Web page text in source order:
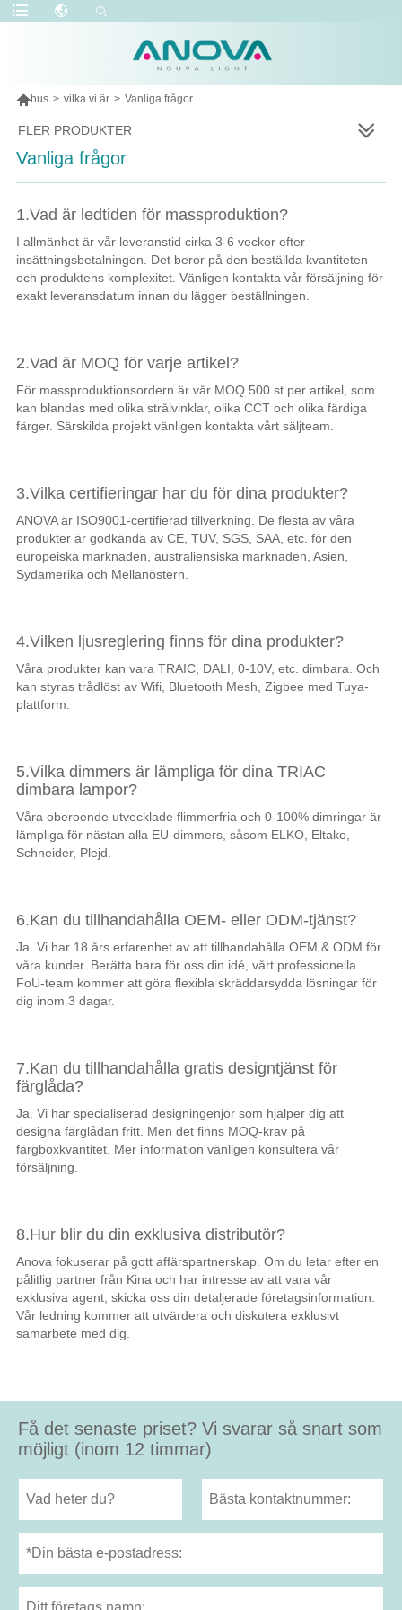
hus > vilka vi är > Vanliga frågor
FLER PRODUKTER
Vanliga frågor
1.Vad är ledtiden för massproduktion?
I allmänhet är vår leveranstid cirka 3-6 veckor efter
insättningsbetalningen. Det beror på den beställda kvantiteten
och produktens komplexitet. Vänligen kontakta vår försäljning för
exakt leveransdatum innan du lägger beställningen.
2.Vad är MOQ för varje artikel?
För massproduktionsordern är vår MOQ 500 st per artikel, som
kan blandas med olika strålvinklar, olika CCT och olika färdiga
färger. Särskilda projekt vänligen kontakta vårt säljteam.
3.Vilka certifieringar har du för dina produkter?
ANOVA är ISO9001-certifierad tillverkning. De flesta av våra
produkter är godkända av CE, TUV, SGS, SAA, etc. för den
europeiska marknaden, australiensiska marknaden, Asien,
Sydamerika och Mellanöstern.
4.Vilken ljusreglering finns för dina produkter?
Våra produkter kan vara TRAIC, DALI, 0-10V, etc. dimbara. Och
kan styras trådlöst av Wifi, Bluetooth Mesh, Zigbee med Tuya-
plattform.
5.Vilka dimmers är lämpliga för dina TRIAC
dimbara lampor?
Våra oberoende utvecklade flimmerfria och 0-100% dimringar är
lämpliga för nästan alla EU-dimmers, såsom ELKO, Eltako,
Schneider, Plejd.
6.Kan du tillhandahålla OEM- eller ODM-tjänst?
Ja. Vi har 18 års erfarenhet av att tillhandahålla OEM & ODM för
våra kunder. Berätta bara för oss din idé, vårt professionella
FoU-team kommer att göra flexibla skräddarsydda lösningar för
dig inom 3 dagar.
7.Kan du tillhandahålla gratis designtjänst för
färglåda?
Ja. Vi har specialiserad designingenjör som hjälper dig att
designa färglådan fritt. Men det finns MOQ-krav på
färgboxkvantitet. Mer information vänligen konsultera vår
försäljning.
8.Hur blir du din exklusiva distributör?
Anova fokuserar på gott affärspartnerskap. Om du letar efter en
pålitlig partner från Kina och har intresse av att vara vår
exklusiva agent, skicka oss din detaljerade företagsinformation.
Vår ledning kommer att utvärdera och diskutera exklusivt
samarbete med dig.
Få det senaste priset? Vi svarar så snart som
möjligt (inom 12 timmar)